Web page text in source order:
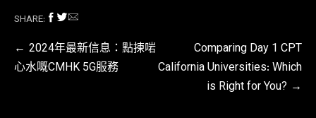
SHARE:
文
章
2024年最新信息：點揀啱
心水嘅CMHK 5G服務
Comparing Day 1 CPT
California Universities: Which
is Right for You?